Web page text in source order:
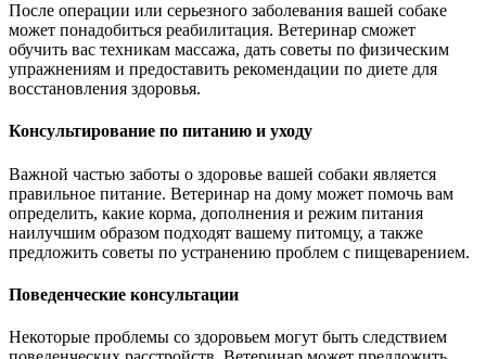
После операции или серьезного заболевания вашей собаке
может понадобиться реабилитация. Ветеринар сможет
обучить вас техникам массажа, дать советы по физическим
упражнениям и предоставить рекомендации по диете для
восстановления здоровья.
Консультирование по питанию и уходу
Важной частью заботы о здоровье вашей собаки является
правильное питание. Ветеринар на дому может помочь вам
определить, какие корма, дополнения и режим питания
наилучшим образом подходят вашему питомцу, а также
предложить советы по устранению проблем с пищеварением.
Поведенческие консультации
Некоторые проблемы со здоровьем могут быть следствием